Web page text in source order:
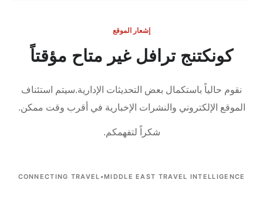
إشعار الموقع
كونكتنج ترافل غير متاح مؤقتاً
نقوم حالياً باستكمال بعض التحديثات الإدارية.سيتم استئناف
الموقع الإلكتروني والنشرات الإخبارية في أقرب وقت ممكن.
شكراً لتفهمكم.
CONNECTING TRAVEL •MIDDLE EAST TRAVEL INTELLIGENCE